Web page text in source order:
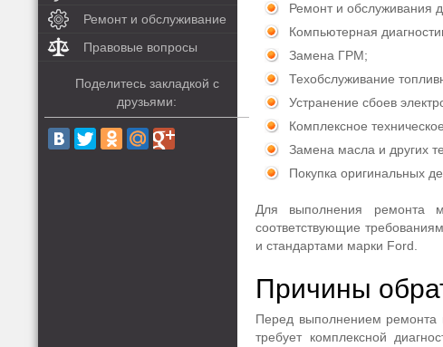
Ремонт и обслуживание
Правовые вопросы
Поделитесь закладкой с
друзьями:
Ремонт и обслуживания
Компьютерная
Замена ГРМ;
Техобслуживание
Устранение сбоев
Комплексное
Замена масла и других
Покупка оригинальных
Для выполнения ремонта
соответствующие
и стандартами марки Ford.
Причины
Перед выполнением ремонта
требует комплексной